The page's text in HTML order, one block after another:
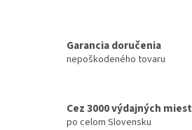
Garancia doručenia
nepoškodeného tovaru
Cez 3000 výdajných miest
po celom Slovensku